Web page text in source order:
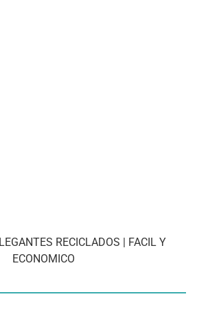
RECICLADOS | FACIL Y
ECONOMICO